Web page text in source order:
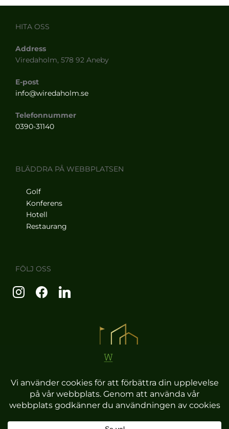
HITA OSS
Address
Viredaholm, 578 92 Aneby
E-post
info@wiredaholm.se
Telefonnummer
0390-31140
BLÄDDRA PÅ WEBBPLATSEN
Golf
Konferens
Hotell
Restaurang
FÖLJ OSS
Copyright © 2026 Wiredaholm Golf & Konferens